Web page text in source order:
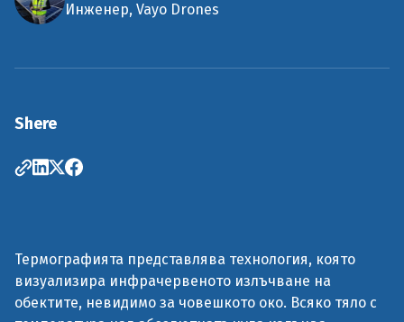
Инженер, Vayo Drones
Shere
Термографията представлява технология, която
визуализира инфрачервеното излъчване на
обектите, невидимо за човешкото око. Всяко тяло с